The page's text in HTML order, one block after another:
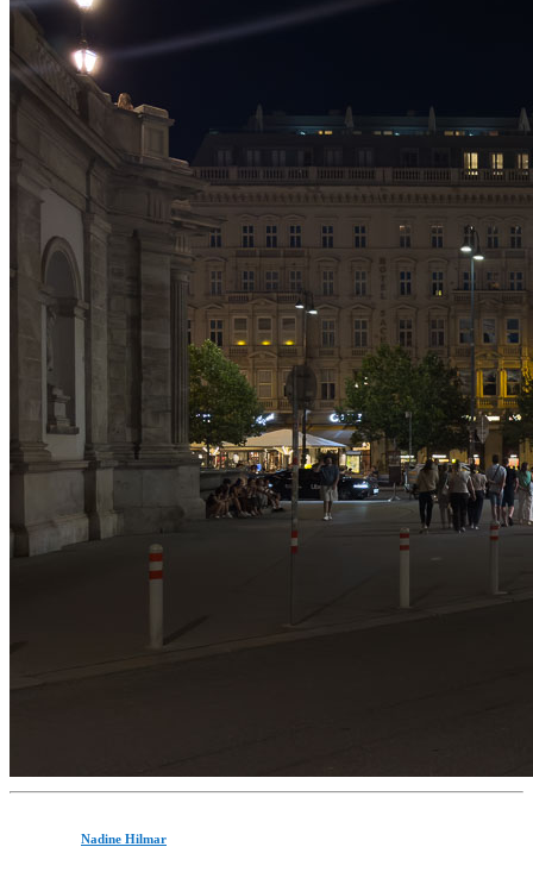
Nadine Hilmar